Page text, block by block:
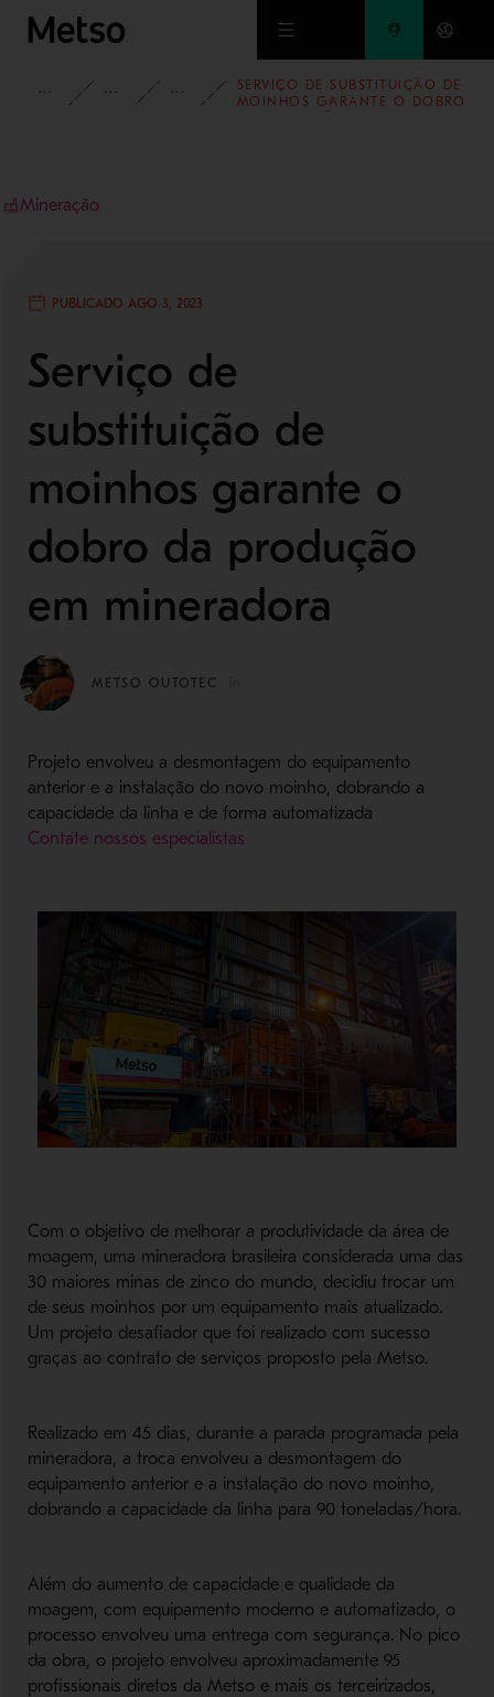
Ir para o conteúdo principal
INSIGHTSBLOG BLOG - MINERAÇÃO E REFINO DE
SERVIÇO DE SUBSTITUIÇÃO DE
MOINHOS GARANTE O DOBRO
Mineração
PUBLICADO AGO 3, 2023
Serviço de
substituição de
moinhos garante o
dobro da produção
em mineradora
METSO OUTOTEC
Projeto envolveu a desmontagem do equipamento
anterior e a instalação do novo moinho, dobrando a
capacidade da linha e de forma automatizada
Contate nossos especialistas
Com o objetivo de melhorar a produtividade da área de
moagem, uma mineradora brasileira considerada uma das
30 maiores minas de zinco do mundo, decidiu trocar um
de seus moinhos por um equipamento mais atualizado.
Um projeto desafiador que foi realizado com sucesso
graças ao contrato de serviços proposto pela Metso.
Realizado em 45 dias, durante a parada programada pela
mineradora, a troca envolveu a desmontagem do
equipamento anterior e a instalação do novo moinho,
dobrando a capacidade da linha para 90 toneladas/hora.
Além do aumento de capacidade e qualidade da
moagem, com equipamento moderno e automatizado, o
processo envolveu uma entrega com segurança. No pico
da obra, o projeto envolveu aproximadamente 95
profissionais diretos da Metso e mais os terceirizados,